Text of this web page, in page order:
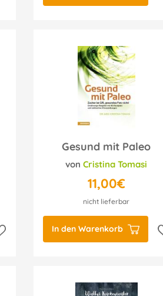
Helmut Bachmann
Gesund mit Paleo
vonCristina Tomasi
11,00€
nicht lieferbar
In den Warenkorb